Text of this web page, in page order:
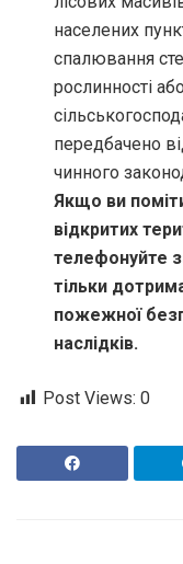
населених
спалювання
рослинності
передбачено
чинного
Якщо ви
відкритих
телефонуйте
тільки
пожежної
наслідків.
Post Views: 0